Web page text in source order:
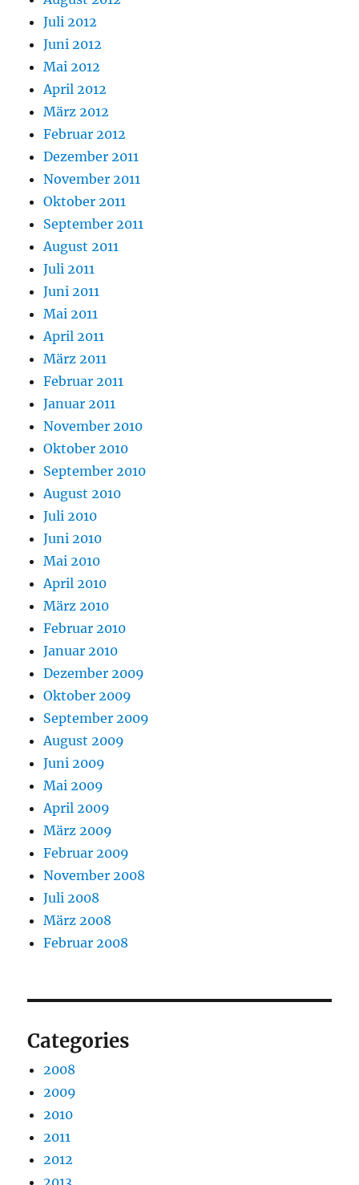
Juli 2012
Juni 2012
Mai 2012
April 2012
März 2012
Februar 2012
Dezember 2011
November 2011
Oktober 2011
September 2011
August 2011
Juli 2011
Juni 2011
Mai 2011
April 2011
März 2011
Februar 2011
Januar 2011
November 2010
Oktober 2010
September 2010
August 2010
Juli 2010
Juni 2010
Mai 2010
April 2010
März 2010
Februar 2010
Januar 2010
Dezember 2009
Oktober 2009
September 2009
August 2009
Juni 2009
Mai 2009
April 2009
März 2009
Februar 2009
November 2008
Juli 2008
März 2008
Februar 2008
Categories
2008
2009
2010
2011
2012